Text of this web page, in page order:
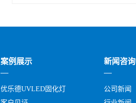
案例展示
优乐德UVLED固化灯
新闻咨询
公司新闻